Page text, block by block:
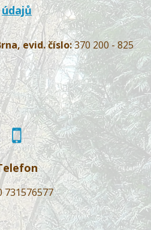
údajů
evid. číslo:370 200 - 825
731576577